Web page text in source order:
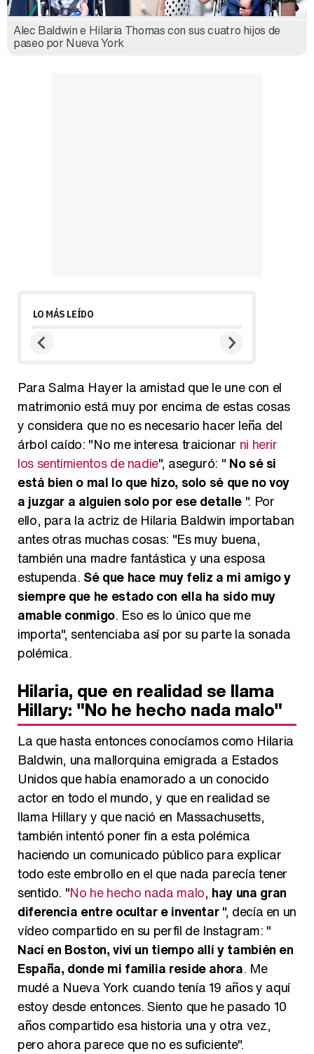
Alec Baldwin e Hilaria Thomas con sus cuatro hijos de
paseo por Nueva York
LO MÁS LEÍDO
Para Salma Hayer la amistad que le une con el
matrimonio está muy por encima de estas cosas
y considera que no es necesario hacer leña del
árbol caído: "No me interesa traicionar ni herir
los sentimientos de nadie", aseguró: " No sé si
está bien o mal lo que hizo, solo sé que no voy
a juzgar a alguien solo por ese detalle". Por
ello, para la actriz de Hilaria Baldwin importaban
antes otras muchas cosas: "Es muy buena,
también una madre fantástica y una esposa
estupenda. Sé que hace muy feliz a mi amigo y
siempre que he estado con ella ha sido muy
amable conmigo. Eso es lo único que me
importa", sentenciaba así por su parte la sonada
polémica.
Hilaria, que en realidad se llama
Hillary: "No he hecho nada malo"
La que hasta entonces conocíamos como Hilaria
Baldwin, una mallorquina emigrada a Estados
Unidos que había enamorado a un conocido
actor en todo el mundo, y que en realidad se
llama Hillary y que nació en Massachusetts,
también intentó poner fin a esta polémica
haciendo un comunicado público para explicar
todo este embrollo en el que nada parecía tener
sentido. "No he hecho nada malo, hay una gran
diferencia entre ocultar e inventar", decía en un
vídeo compartido en su perfil de Instagram: "
Nací en Boston, viví un tiempo allí y también en
España, donde mi familia reside ahora. Me
mudé a Nueva York cuando tenía 19 años y aquí
estoy desde entonces. Siento que he pasado 10
años compartido esa historia una y otra vez,
pero ahora parece que no es suficiente".